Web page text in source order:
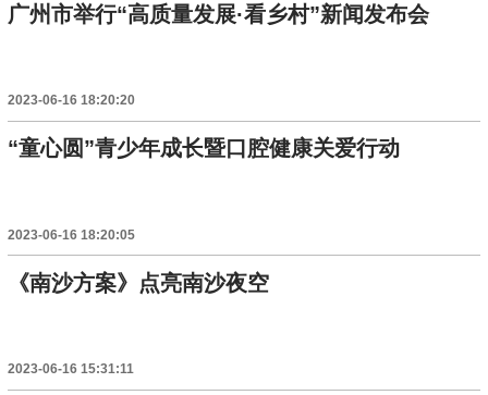
广州市举行“高质量发展·看乡村”新闻发布会
2023-06-16 18:20:20
“童心圆”青少年成长暨口腔健康关爱行动
2023-06-16 18:20:05
《南沙方案》点亮南沙夜空
2023-06-16 15:31:11